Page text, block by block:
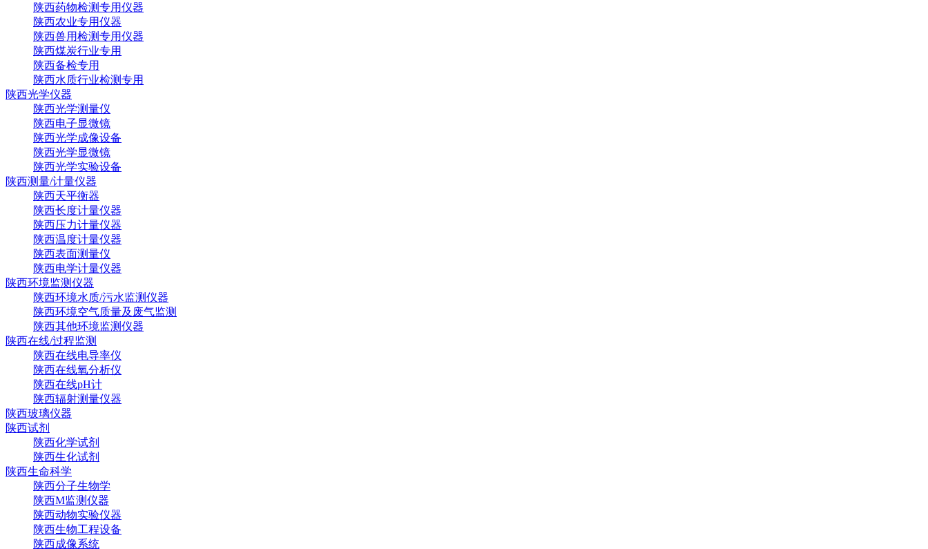
陕西药物检测专用仪器
陕西农业专用仪器
陕西兽用检测专用仪器
陕西煤炭行业专用
陕西备检专用
陕西水质行业检测专用
陕西光学仪器
陕西光学测量仪
陕西电子显微镜
陕西光学成像设备
陕西光学显微镜
陕西光学实验设备
陕西测量/计量仪器
陕西天平衡器
陕西长度计量仪器
陕西压力计量仪器
陕西温度计量仪器
陕西表面测量仪
陕西电学计量仪器
陕西环境监测仪器
陕西环境水质/污水监测仪器
陕西环境空气质量及废气监测
陕西其他环境监测仪器
陕西在线/过程监测
陕西在线电导率仪
陕西在线氧分析仪
陕西在线pH计
陕西辐射测量仪器
陕西玻璃仪器
陕西试剂
陕西化学试剂
陕西生化试剂
陕西生命科学
陕西分子生物学
陕西M监测仪器
陕西动物实验仪器
陕西生物工程设备
陕西成像系统